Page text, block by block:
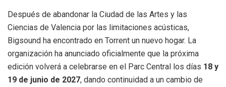
Después de abandonar la Ciudad de las Artes y las
Ciencias de Valencia por las limitaciones acústicas,
Bigsound ha encontrado en Torrent un nuevo hogar. La
organización ha anunciado oficialmente que la próxima
edición volverá a celebrarse en el Parc Central los días 18 y
19 de junio de 2027, dando continuidad a un cambio de